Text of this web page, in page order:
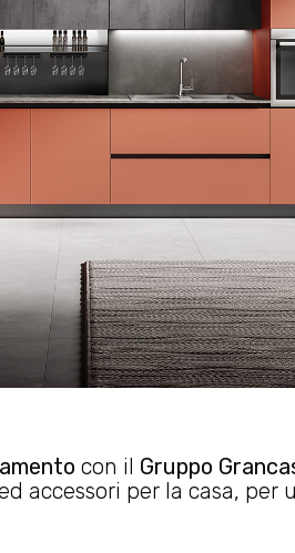
con il Gruppo
accessori per la casa, per